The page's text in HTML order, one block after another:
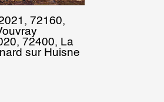
72160,
72400, La
sur Huisne